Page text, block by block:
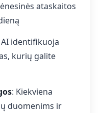
ataskaitos
AI identifikuoja
kurių galite
: Kiekviena
duomenims ir